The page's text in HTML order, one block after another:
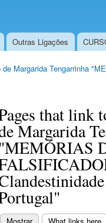
Outras Ligações
Margarida Tengarrinha
that link
Margarida
"MEMÓRIAS